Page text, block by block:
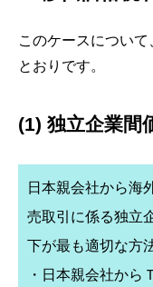
このケースについ
とおりです。
(1) 独立企業間
日本親会社から海
売取引に係る独立
下が最も適切な方
・日本親会社から